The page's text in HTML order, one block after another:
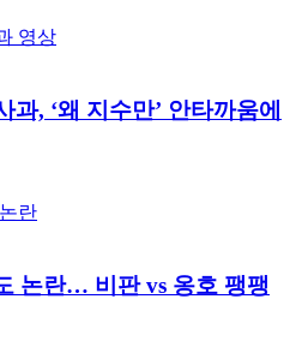
, ‘왜 지수만’ 안타까움에
논란… 비판 vs 옹호 팽팽